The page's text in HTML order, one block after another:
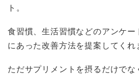
ト。
食習慣、生活習慣などのアンケ
にあった改善方法を提案してくれ
ただサプリメントを摂るだけで